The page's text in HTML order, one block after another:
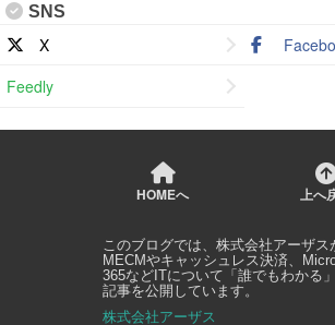
SNS
X
Feedly
HOMEへ 上へ
このブログでは、 株式会社アーザス
MECMやキャッシュレス決済、
365などITについて「誰でもわかる
記事を公開しています。
株式会社アーザス